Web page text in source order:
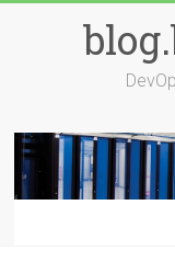
содержимому